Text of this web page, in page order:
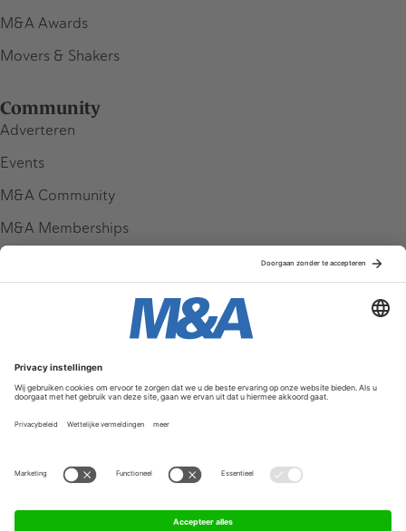
M&A Awards
Movers & Shakers
Community
Adverteren
Events
M&A Community
M&A Memberships
Service & Contact
Contact
FAQ
Werken bij ons